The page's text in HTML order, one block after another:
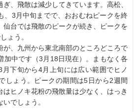
、飛散は減少してきています。高松、
、3月中旬までで、おおむねピークを終
仙台では飛散のピークが続き、ピークを
ょう。
、九州から東北南部のところどころで
加中です（3月18日現在）。まもなく各
下旬から4月上旬には広い範囲でヒノ
しょう。ピークの期間は5日から2週間
ヒノキ花粉の飛散量は少なく、はっき
でしょう。